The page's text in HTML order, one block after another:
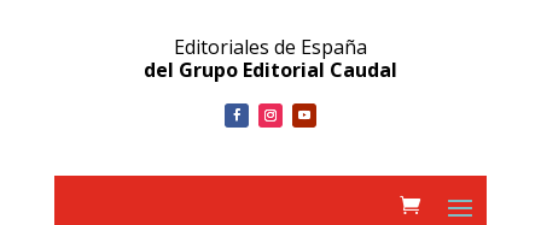
Editoriales de España
del Grupo Editorial Caudal